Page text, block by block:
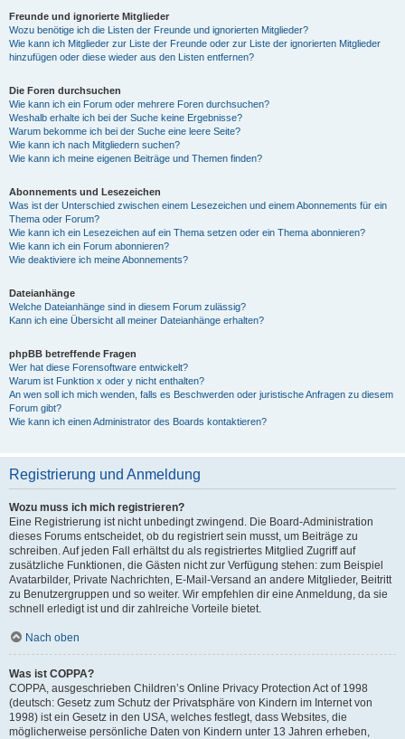
Freunde und ignorierte Mitglieder
Wozu benötige ich die Listen der Freunde und ignorierten Mitglieder?
Wie kann ich Mitglieder zur Liste der Freunde oder zur Liste der ignorierten Mitglieder
hinzufügen oder diese wieder aus den Listen entfernen?
Die Foren durchsuchen
Wie kann ich ein Forum oder mehrere Foren durchsuchen?
Weshalb erhalte ich bei der Suche keine Ergebnisse?
Warum bekomme ich bei der Suche eine leere Seite?
Wie kann ich nach Mitgliedern suchen?
Wie kann ich meine eigenen Beiträge und Themen finden?
Abonnements und Lesezeichen
Was ist der Unterschied zwischen einem Lesezeichen und einem Abonnements für ein
Thema oder Forum?
Wie kann ich ein Lesezeichen auf ein Thema setzen oder ein Thema abonnieren?
Wie kann ich ein Forum abonnieren?
Wie deaktiviere ich meine Abonnements?
Dateianhänge
Welche Dateianhänge sind in diesem Forum zulässig?
Kann ich eine Übersicht all meiner Dateianhänge erhalten?
phpBB betreffende Fragen
Wer hat diese Forensoftware entwickelt?
Warum ist Funktion x oder y nicht enthalten?
An wen soll ich mich wenden, falls es Beschwerden oder juristische Anfragen zu diesem
Forum gibt?
Wie kann ich einen Administrator des Boards kontaktieren?
Registrierung und Anmeldung
Wozu muss ich mich registrieren?
Eine Registrierung ist nicht unbedingt zwingend. Die Board-Administration
dieses Forums entscheidet, ob du registriert sein musst, um Beiträge zu
schreiben. Auf jeden Fall erhältst du als registriertes Mitglied Zugriff auf
zusätzliche Funktionen, die Gästen nicht zur Verfügung stehen: zum Beispiel
Avatarbilder, Private Nachrichten, E-Mail-Versand an andere Mitglieder, Beitritt
zu Benutzergruppen und so weiter. Wir empfehlen dir eine Anmeldung, da sie
schnell erledigt ist und dir zahlreiche Vorteile bietet.
Nach oben
Was ist COPPA?
COPPA, ausgeschrieben Children’s Online Privacy Protection Act of 1998
(deutsch: Gesetz zum Schutz der Privatsphäre von Kindern im Internet von
1998) ist ein Gesetz in den USA, welches festlegt, dass Websites, die
möglicherweise persönliche Daten von Kindern unter 13 Jahren erheben,